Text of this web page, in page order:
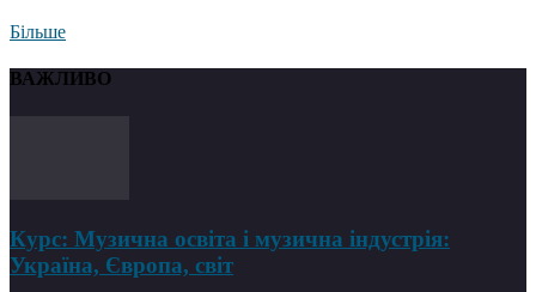
Більше
ВАЖЛИВО
Курс: Музична освіта і музична індустрія:
Україна, Європа, світ